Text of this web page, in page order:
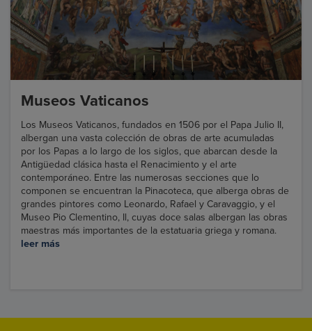
Museos Vaticanos
Los Museos Vaticanos, fundados en 1506 por el Papa Julio II,
albergan una vasta colección de obras de arte acumuladas
por los Papas a lo largo de los siglos, que abarcan desde la
Antigüedad clásica hasta el Renacimiento y el arte
contemporáneo. Entre las numerosas secciones que lo
componen se encuentran la Pinacoteca, que alberga obras de
grandes pintores como Leonardo, Rafael y Caravaggio, y el
Museo Pio Clementino, Il, cuyas doce salas albergan las obras
maestras más importantes de la estatuaria griega y romana.
leer más